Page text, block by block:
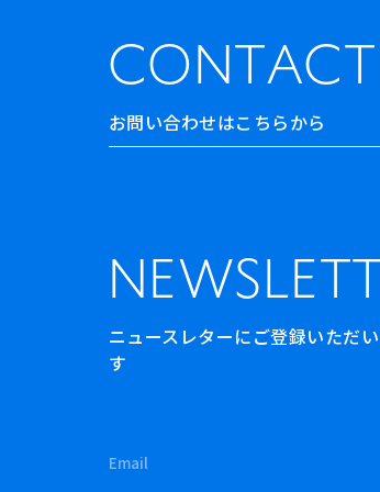
CONTACT
お問い合わせはこちらから
ニュースレターにご登録いただ
す